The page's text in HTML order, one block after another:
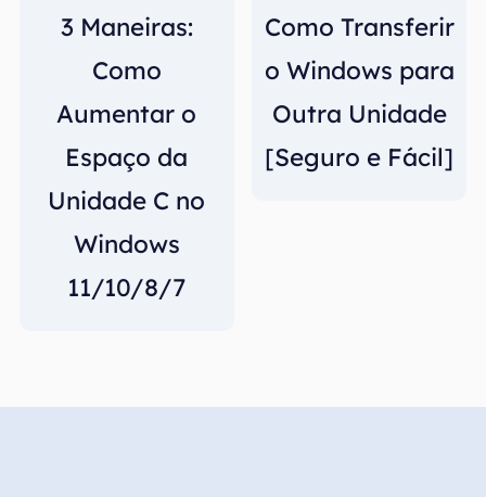
3 Maneiras:
Como
Aumentar o
Espaço da
Unidade C no
Windows
11/10/8/7
Como Transferir
o Windows para
Outra Unidade
[Seguro e Fácil]